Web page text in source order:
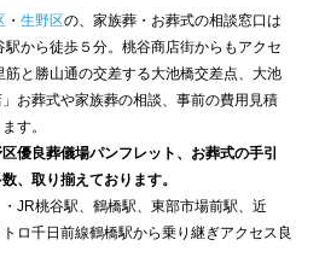
・ 生野区の、家族葬・お葬式の相談窓口は
駅から徒歩５分。桃谷商店街からもアクセ
筋と勝山通の交差する大池橋交差点、大池
お葬式や家族葬の相談、事前の費用見積
す。
優良葬儀場パンフレット、お葬式の手引
、取り揃えております。
JR桃谷駅、鶴橋駅、東部市場前駅、近
ロ千日前線鶴橋駅から乗り継ぎアクセス良